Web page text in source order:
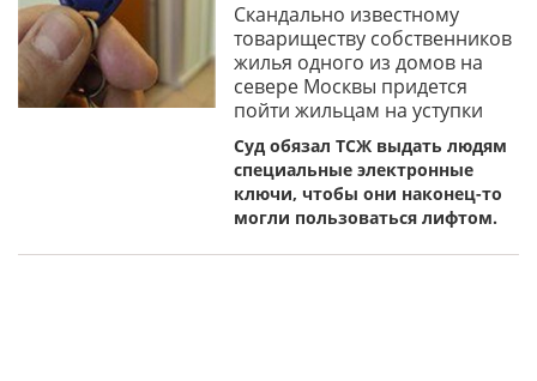
Скандально известному
товариществу собственников
жилья одного из домов на
севере Москвы придется
пойти жильцам на уступки
Суд обязал ТСЖ выдать людям
специальные электронные
ключи, чтобы они наконец-то
могли пользоваться лифтом.